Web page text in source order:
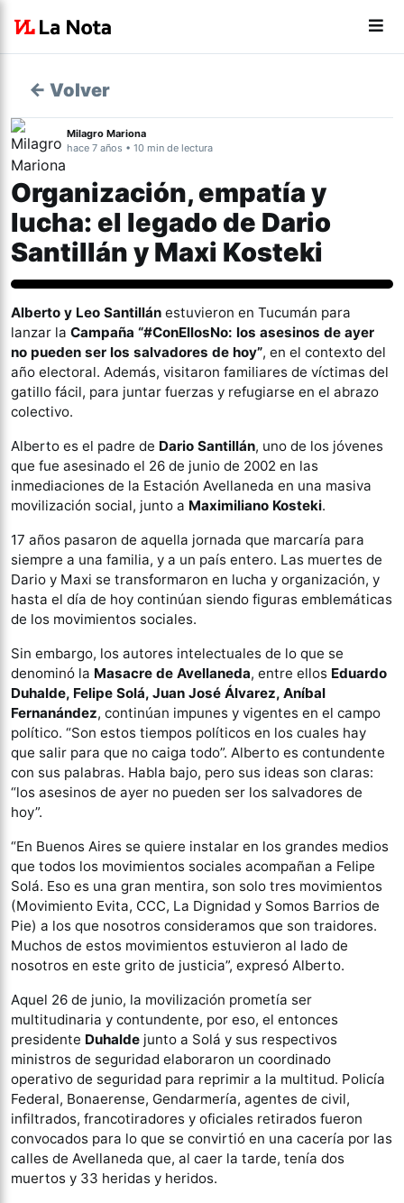
← Volver
Milagro Mariona
hace 7 años • 10 min de lectura
Organización, empatía y
lucha: el legado de Dario
Santillán y Maxi Kosteki
Alberto y Leo Santillán estuvieron en Tucumán para
lanzar la Campaña “#ConEllosNo: los asesinos de ayer
no pueden ser los salvadores de hoy”, en el contexto del
año electoral. Además, visitaron familiares de víctimas del
gatillo fácil, para juntar fuerzas y refugiarse en el abrazo
colectivo.
Alberto es el padre de Dario Santillán, uno de los jóvenes
que fue asesinado el 26 de junio de 2002 en las
inmediaciones de la Estación Avellaneda en una masiva
movilización social, junto a Maximiliano Kosteki.
17 años pasaron de aquella jornada que marcaría para
siempre a una familia, y a un país entero. Las muertes de
Dario y Maxi se transformaron en lucha y organización, y
hasta el día de hoy continúan siendo figuras emblemáticas
de los movimientos sociales.
Sin embargo, los autores intelectuales de lo que se
denominó la Masacre de Avellaneda, entre ellos Eduardo
Duhalde, Felipe Solá, Juan José Álvarez, Aníbal
Fernanández, continúan impunes y vigentes en el campo
político. “Son estos tiempos políticos en los cuales hay
que salir para que no caiga todo”. Alberto es contundente
con sus palabras. Habla bajo, pero sus ideas son claras:
“los asesinos de ayer no pueden ser los salvadores de
hoy”.
“En Buenos Aires se quiere instalar en los grandes medios
que todos los movimientos sociales acompañan a Felipe
Solá. Eso es una gran mentira, son solo tres movimientos
(Movimiento Evita, CCC, La Dignidad y Somos Barrios de
Pie) a los que nosotros consideramos que son traidores.
Muchos de estos movimientos estuvieron al lado de
nosotros en este grito de justicia”, expresó Alberto.
Aquel 26 de junio, la movilización prometía ser
multitudinaria y contundente, por eso, el entonces
presidente Duhalde junto a Solá y sus respectivos
ministros de seguridad elaboraron un coordinado
operativo de seguridad para reprimir a la multitud. Policía
Federal, Bonaerense, Gendarmería, agentes de civil,
infiltrados, francotiradores y oficiales retirados fueron
convocados para lo que se convirtió en una cacería por las
calles de Avellaneda que, al caer la tarde, tenía dos
muertos y 33 heridas y heridos.